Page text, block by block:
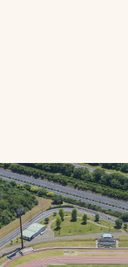
飛散・流出防止対策
施工・管理実績一覧